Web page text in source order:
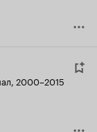
2000–2015